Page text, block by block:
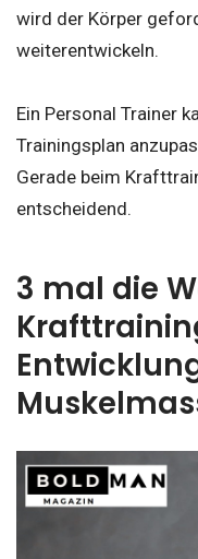
wird der Körper
weiterentwickeln.
Ein Personal Trainer
Trainingsplan
Gerade beim
entscheidend.
3 mal die